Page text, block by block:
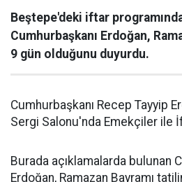
Beştepe'deki iftar
Cumhurbaşkanı Erdoğan,
9 gün olduğunu duyurdu.
Cumhurbaşkanı Recep Tayyip
Sergi Salonu'nda Emekçiler ile
Burada açıklamalarda bulunan
Erdoğan, Ramazan Bayramı